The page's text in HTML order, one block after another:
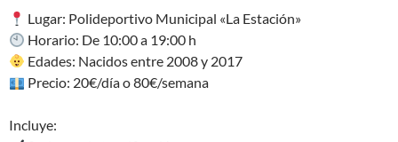
Lugar: Polideportivo Municipal «La Estación»
Horario: De 10:00 a 19:00 h
Edades: Nacidos entre 2008 y 2017
Precio: 20€/día o 80€/semana
Incluye: